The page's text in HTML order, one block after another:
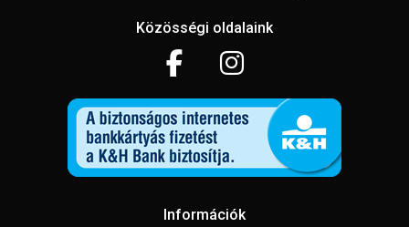
Közösségi oldalaink
Információk